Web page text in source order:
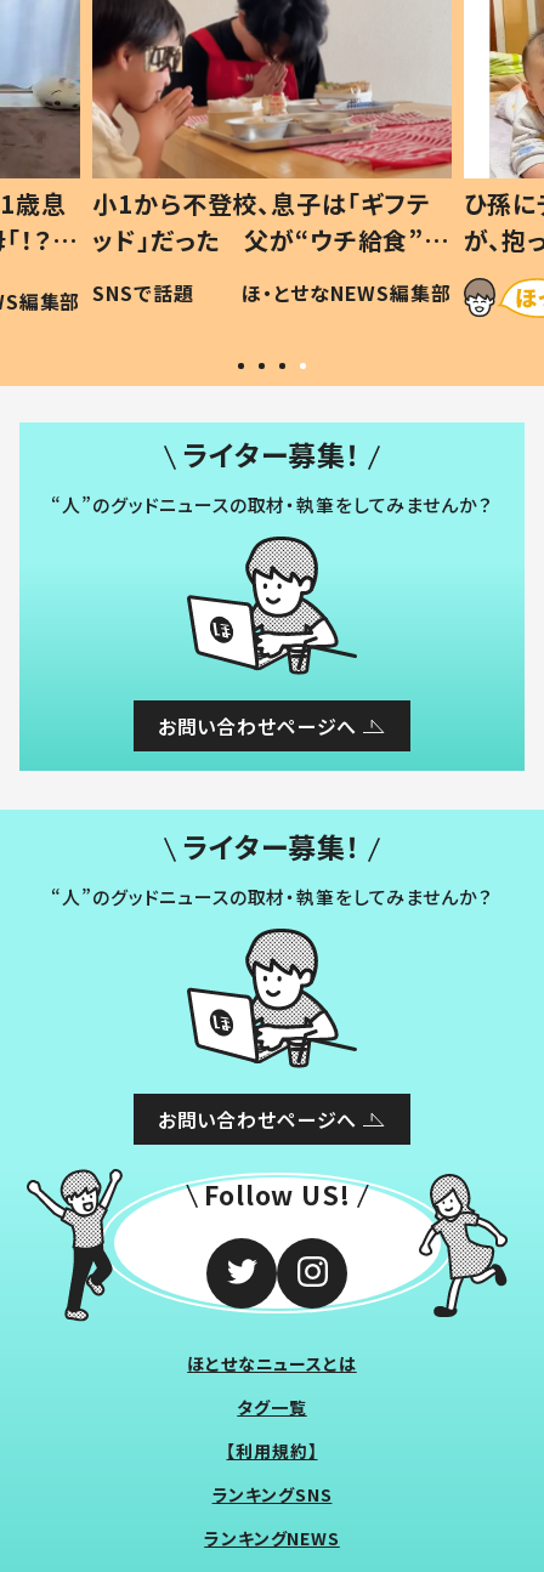
歳息
？」
編集部
小1から不登校、息子は「ギフテ
ッド」だった 父が“ウチ給食”を
作り続ける理由とは #令和の親
#令和の子
SNSで話題 ほ・とせなNEWS編集部
ひ孫
が、
「涙が
い」
ライター募集！
“人”のグッドニュースの取材・執筆をしてみませんか？
お問い合わせページへ
ライター募集！
“人”のグッドニュースの取材・執筆をしてみませんか？
お問い合わせページへ
Follow US!
ほとせなニュースとは
タグ一覧
【利用規約】
ランキングSNS
ランキングNEWS